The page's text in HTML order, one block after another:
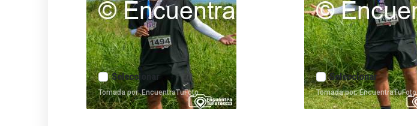
Seleccionar
Tomada por: EncuentraTuFoto
Seleccionar
Tomada por: EncuentraTuFoto